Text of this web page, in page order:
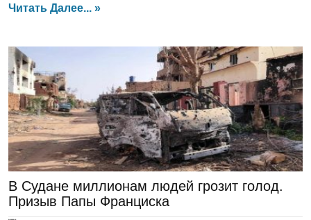
Читать Далее... »
ЛЕНТА НОВОСТЕЙ
В Судане миллионам людей грозит голод.
Призыв Папы Франциска